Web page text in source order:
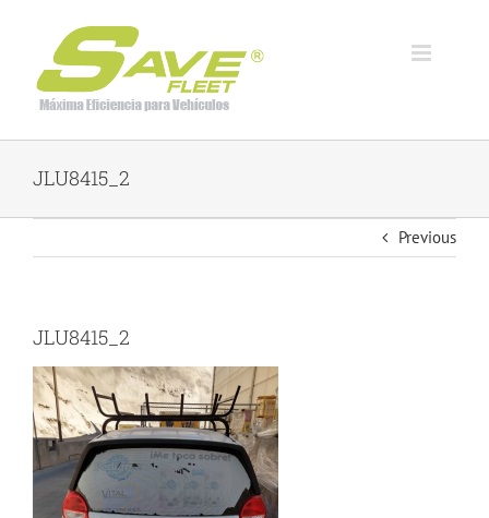
content
JLU8415_2
Previous
JLU8415_2